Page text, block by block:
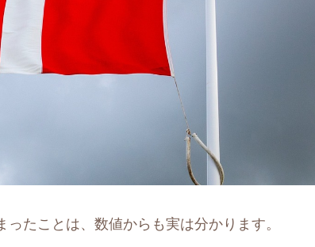
たことは、数値からも実は分かります。